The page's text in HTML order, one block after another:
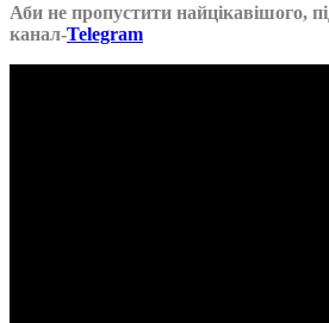
Аби не пропустити найцікавішого,
канал-Telegram